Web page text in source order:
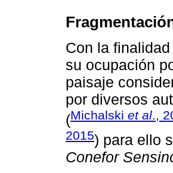
Con la
su ocupación
paisaje
por diversos
(Michalski et al .,
2015) para ello
Conefor